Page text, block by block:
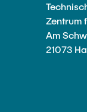
Zentrum
Am
21073